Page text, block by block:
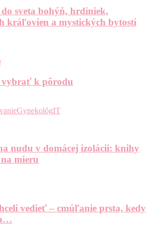
sveta bohýň, hrdiniek,
kráľovien a mystických bytostí
vybrať k pôrodu
GynekológIT
nudu v domácej izolácii: knihy
mieru
vedieť – cmúľanie prsta, kedy